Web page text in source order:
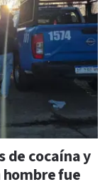
de cocaína y
fue